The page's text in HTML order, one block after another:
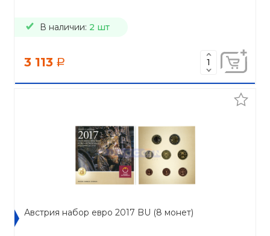
В наличии: 2 шт
3 113 a
Австрия набор евро 2017 BU (8 монет)